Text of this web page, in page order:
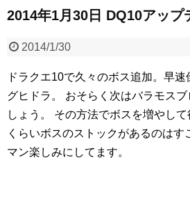
2014年1月30日 DQ10アップ
2014/1/30
ドラクエ10で久々のボス追加。早
グヒドラ。
おそらく次はバラモス
しょう。
その方法でボスを増やし
くらいボスのストックがあるのはす
マン楽しみにしてます。